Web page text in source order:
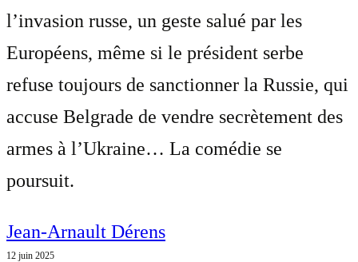
l’invasion russe, un geste salué par les
Européens, même si le président serbe
refuse toujours de sanctionner la Russie, qui
accuse Belgrade de vendre secrètement des
armes à l’Ukraine… La comédie se
poursuit.
Jean-Arnault Dérens
12 juin 2025